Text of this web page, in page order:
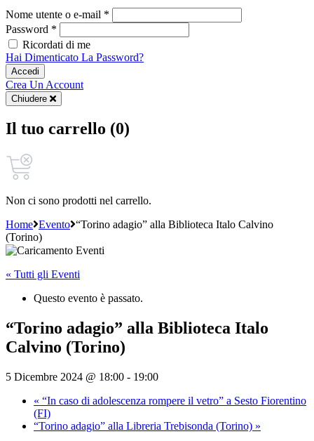
Nome utente o e-mail *
Password *
Ricordati di me
Hai Dimenticato La Password?
Accedi
Crea Un Account
Chiudere
Il tuo carrello (0)
Non ci sono prodotti nel carrello.
Home Evento “Torino adagio” alla Biblioteca Italo Calvino
(Torino)
« Tutti gli Eventi
Questo evento è passato.
“Torino adagio” alla Biblioteca Italo
Calvino (Torino)
5 Dicembre 2024 @ 18:00 - 19:00
« “In caso di adolescenza rompere il vetro” a Sesto Fiorentino
(FI)
“Torino adagio” alla Libreria Trebisonda (Torino) »